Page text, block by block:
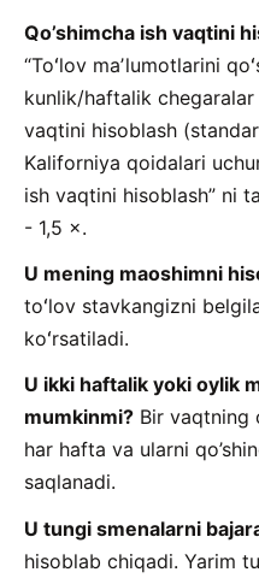
Qo’shimcha ish vaqtini
“Toʻlov maʼlumotlarini
kunlik/haftalik chegaralar
vaqtini hisoblash
Kaliforniya qoidalari
ish vaqtini hisoblash” ni
- 1,5 ×.
U mening maoshimni
toʻlov stavkangizni
koʻrsatiladi.
U ikki haftalik yoki oylik
mumkinmi? Bir vaqtning
har hafta va ularni
saqlanadi.
U tungi smenalarni
hisoblab chiqadi. Yarim